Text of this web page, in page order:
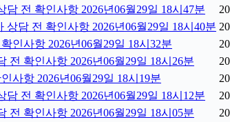
담 전 확인사항 2026년06월29일 18시47분
담 전 확인사항 2026년06월29일 18시40분
인사항 2026년06월29일 18시32분
전 확인사항 2026년06월29일 18시26분
사항 2026년06월29일 18시19분
전 확인사항 2026년06월29일 18시12분
전 확인사항 2026년06월29일 18시05분